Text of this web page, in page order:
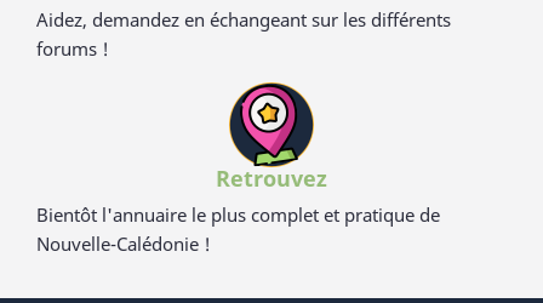
Aidez, demandez en échangeant sur les différents
forums !
Retrouvez
Bientôt l'annuaire le plus complet et pratique de
Nouvelle-Calédonie !